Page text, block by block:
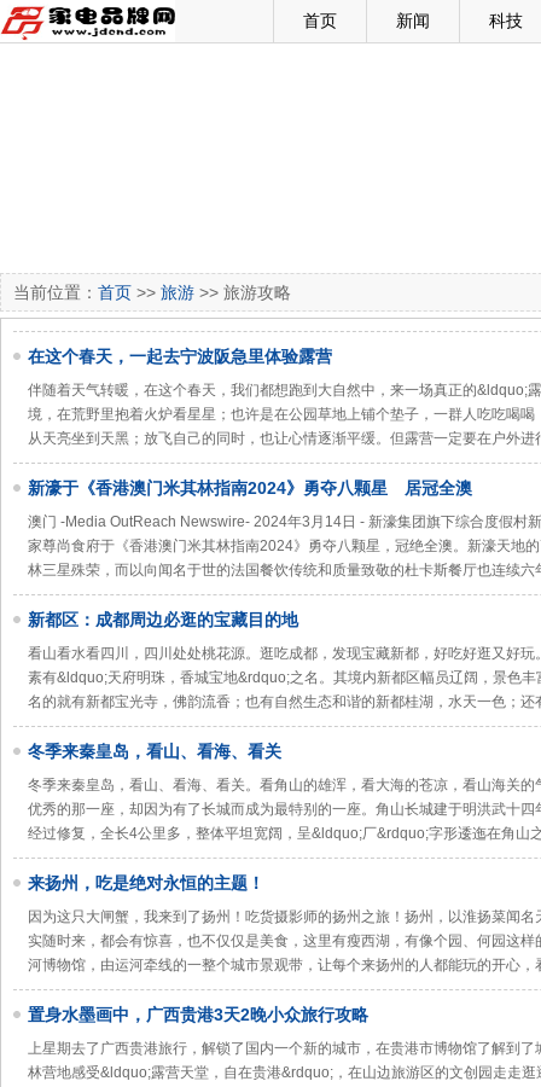
首页 新闻 科技
当前位置： 首页 >> 旅游 >> 旅游攻略
在这个春天，一起去宁波阪急里体验露营
伴随着天气转暖，在这个春天，我们都想跑到大自然中，来一场真正的&ldquo;
境，在荒野里抱着火炉看星星；也许是在公园草地上铺个垫子，一群人吃吃喝
从天亮坐到天黑；放飞自己的同时，也让心情逐渐平缓。但露营一定要在户外进
新濠于《香港澳门米其林指南2024》勇夺八颗星 居冠全澳
澳门 -Media OutReach Newswire- 2024年3月14日 - 新濠集团旗下综合度假村
家尊尚食府于《香港澳门米其林指南2024》勇夺八颗星，冠绝全澳。新濠天地
林三星殊荣，而以向闻名于世的法国餐饮传统和质量致敬的杜卡斯餐厅也连续六
新都区：成都周边必逛的宝藏目的地
看山看水看四川，四川处处桃花源。逛吃成都，发现宝藏新都，好吃好逛又好
素有&ldquo;天府明珠，香城宝地&rdquo;之名。其境内新都区幅员辽阔，景色
名的就有新都宝光寺，佛韵流香；也有自然生态和谐的新都桂湖，水天一色；还
冬季来秦皇岛，看山、看海、看关
冬季来秦皇岛，看山、看海、看关。看角山的雄浑，看大海的苍凉，看山海关
优秀的那一座，却因为有了长城而成为最特别的一座。角山长城建于明洪武十
经过修复，全长4公里多，整体平坦宽阔，呈&ldquo;厂&rdquo;字形逶迤在角山
来扬州，吃是绝对永恒的主题！
因为这只大闸蟹，我来到了扬州！吃货摄影师的扬州之旅！扬州，以淮扬菜闻
实随时来，都会有惊喜，也不仅仅是美食，这里有瘦西湖，有像个园、何园这
河博物馆，由运河牵线的一整个城市景观带，让每个来扬州的人都能玩的开心，
置身水墨画中，广西贵港3天2晚小众旅行攻略
上星期去了广西贵港旅行，解锁了国内一个新的城市，在贵港市博物馆了解到
林营地感受&ldquo;露营天堂，自在贵港&rdquo;，在山边旅游区的文创园走走